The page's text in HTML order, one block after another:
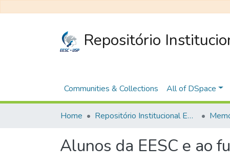
Repositório
Communities & Collections All of DSpace
Home Repositório Institucional EESC
Alunos da EESC e ao